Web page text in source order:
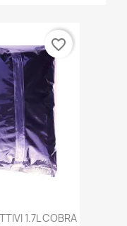
1.7L COBRA
favorite_border